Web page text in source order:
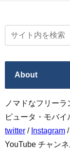
About
ノマドなフリー
ピュータ・モバイ
twitter / Instagram /
YouTube チャン